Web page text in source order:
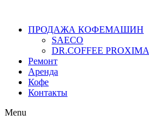
ПРОДАЖА КОФЕМАШИН
SAECO
DR.COFFEE PROXIMA
Ремонт
Аренда
Кофе
Контакты
Menu